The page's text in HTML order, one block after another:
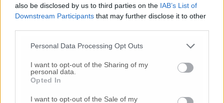
also be disclosed by us to third parties on the IAB’s List of
Downstream Participants that may further disclose it to other
Personal Data Processing Opt Outs
I want to opt-out of the Sharing of my
personal data.
Opted In
I want to opt-out of the Sale of my
morte di mia sorella»
7 Ago-Dà in escandescenze in spiaggia al Passetto.
dell’architetto Bruno Rossi
-Femminicidio di Loreto, chi è Sami